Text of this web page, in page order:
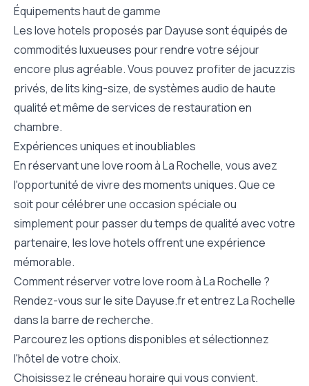
Équipements haut de gamme
Les love hotels proposés par Dayuse sont équipés de
commodités luxueuses pour rendre votre séjour
encore plus agréable. Vous pouvez profiter de jacuzzis
privés, de lits king-size, de systèmes audio de haute
qualité et même de services de restauration en
chambre.
Expériences uniques et inoubliables
En réservant une love room à La Rochelle, vous avez
l'opportunité de vivre des moments uniques. Que ce
soit pour célébrer une occasion spéciale ou
simplement pour passer du temps de qualité avec votre
partenaire, les love hotels offrent une expérience
mémorable.
Comment réserver votre love room à La Rochelle ?
Rendez-vous sur le site Dayuse.fr et entrez La Rochelle
dans la barre de recherche.
Parcourez les options disponibles et sélectionnez
l'hôtel de votre choix.
Choisissez le créneau horaire qui vous convient.